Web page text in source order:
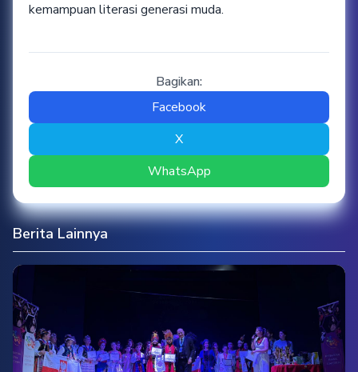
kemampuan literasi generasi muda.
Bagikan:
Facebook
X
WhatsApp
Berita Lainnya